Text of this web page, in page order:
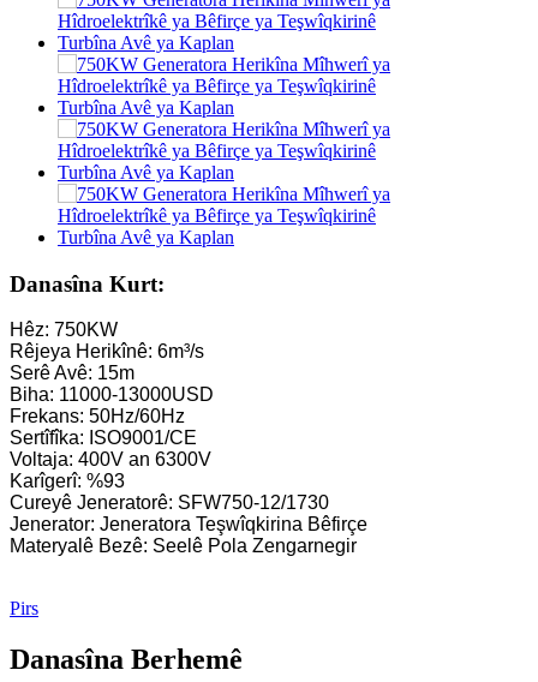
Kayaka Sabît a Mîkro Hîdro ya Biçûk 10kW 12kW 15kW
Forster 2×40KW Mîkro Hîdro Turbo Generatora Turbînê
Turbîna Perwaneya Hîdrolîk 100kW Kaplan Turbîn Gen...
2200kW Hîdroeneratora Pelton a Turbîna Çerxa Avê
Turbîna Kaplan a Biçûk 10KW 12KW 15KW Hîdroenerjiya
Hilberînerê Amûrên Hîdroelektrîkê Franca Hîdrolîk...
Sîstemên Hêza Hîdroelektrîkê Francis Turbine Generato...
Generatora Turbîna Hîdrolîk 250KW Frana Hîdroelektrîkê ...
Çareseriya Hîdroenerjiya Mini ya Turbîna Mîkro Turbo 20KW-
Bihayê Jeneratora Turbînê ya Kaplan a Hîdroelektrîkê ya
320KW Hîdrolîk Francis Generatora Turbîna Avê bi...
1200KW Hilberînera Turbîna Pelton a Hîdroelektrîkî
Pîlê Lîtyûm-îyon ê Konteynirî yê 20ft 250KWh 582KWh...
Danasîna Kurt:
Hêz: 750KW
Rêjeya Herikînê: 6m³/s
Serê Avê: 15m
Biha: 11000-13000USD
Frekans: 50Hz/60Hz
Sertîfîka: ISO9001/CE
Voltaja: 400V an 6300V
Karîgerî: %93
Cureyê Jeneratorê: SFW750-12/1730
Jenerator: Jeneratora Teşwîqkirina Bêfirçe
Materyalê Bezê: Seelê Pola Zengarnegir
Pirs
Danasîna Berhemê